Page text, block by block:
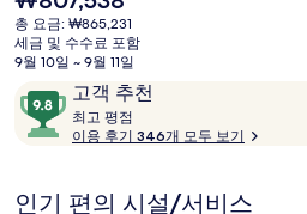
재
가
격
₩807,538
총 요금: ₩865,231
세금 및 수수료 포함
9월 10일 ~ 9월 11일
이
용
후
고객 추천
10
점
만
중
최고 평점
고
점
이용 후기 346개 모두 보기
인기 편의 시설/서비스